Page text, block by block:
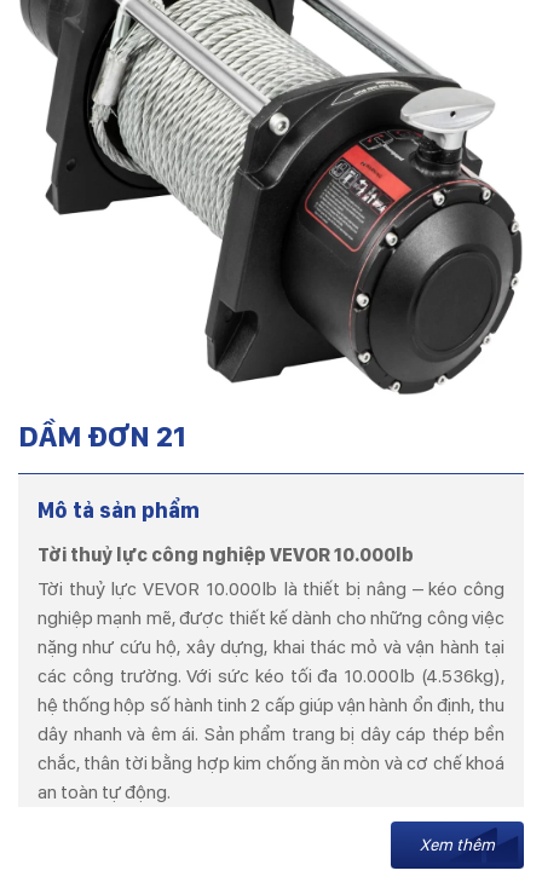
DẦM ĐƠN 21
Mô tả sản phẩm
Tời thuỷ lực công nghiệp VEVOR 10.000lb
Tời thuỷ lực VEVOR 10.000lb là thiết bị nâng – kéo công
nghiệp mạnh mẽ, được thiết kế dành cho những công việc
nặng như cứu hộ, xây dựng, khai thác mỏ và vận hành tại
các công trường. Với sức kéo tối đa 10.000lb (4.536kg),
hệ thống hộp số hành tinh 2 cấp giúp vận hành ổn định, thu
dây nhanh và êm ái. Sản phẩm trang bị dây cáp thép bền
chắc, thân tời bằng hợp kim chống ăn mòn và cơ chế khoá
an toàn tự động.
Xem thêm